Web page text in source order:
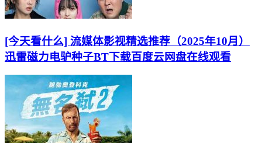
[今天看什么] 流媒体影视精选推荐（2025年10月）
迅雷磁力电驴种子BT下载百度云网盘在线观看